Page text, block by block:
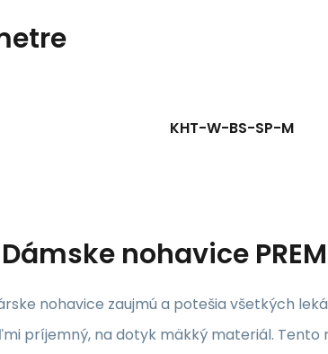
KHT-W-BS-SP-M
Dámske nohavice
nohavice zaujmú a potešia všetkých
príjemný, na dotyk mäkký materiál.